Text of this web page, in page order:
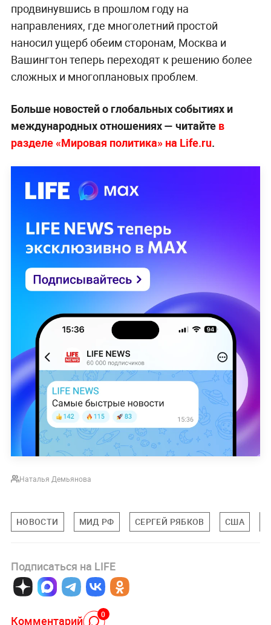
продвинувшись в прошлом году на
направлениях, где многолетний простой
наносил ущерб обеим сторонам, Москва и
Вашингтон теперь переходят к решению более
сложных и многоплановых проблем.
Больше новостей о глобальных событиях и
международных отношениях — читайте в
разделе «Мировая политика» на Life.ru.
Наталья Демьянова
НОВОСТИ МИД РФ СЕРГЕЙ РЯБКОВ США
Подписаться на LIFE
Комментарий 0